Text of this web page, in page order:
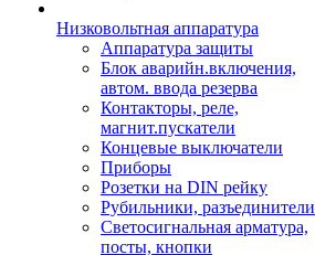
Низковольтная аппаратура
Аппаратура защиты
Блок аварийн.включения,
автом. ввода резерва
Контакторы, реле,
магнит.пускатели
Концевые выключатели
Приборы
Розетки на DIN рейку
Рубильники, разъединители
Светосигнальная арматура,
посты, кнопки